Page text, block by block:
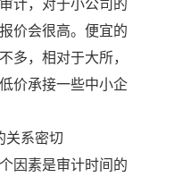
计，对于小公司的
价会很高。便宜的
多，相对于大所，
价承接一些中小企
关系密切
因素是审计时间的